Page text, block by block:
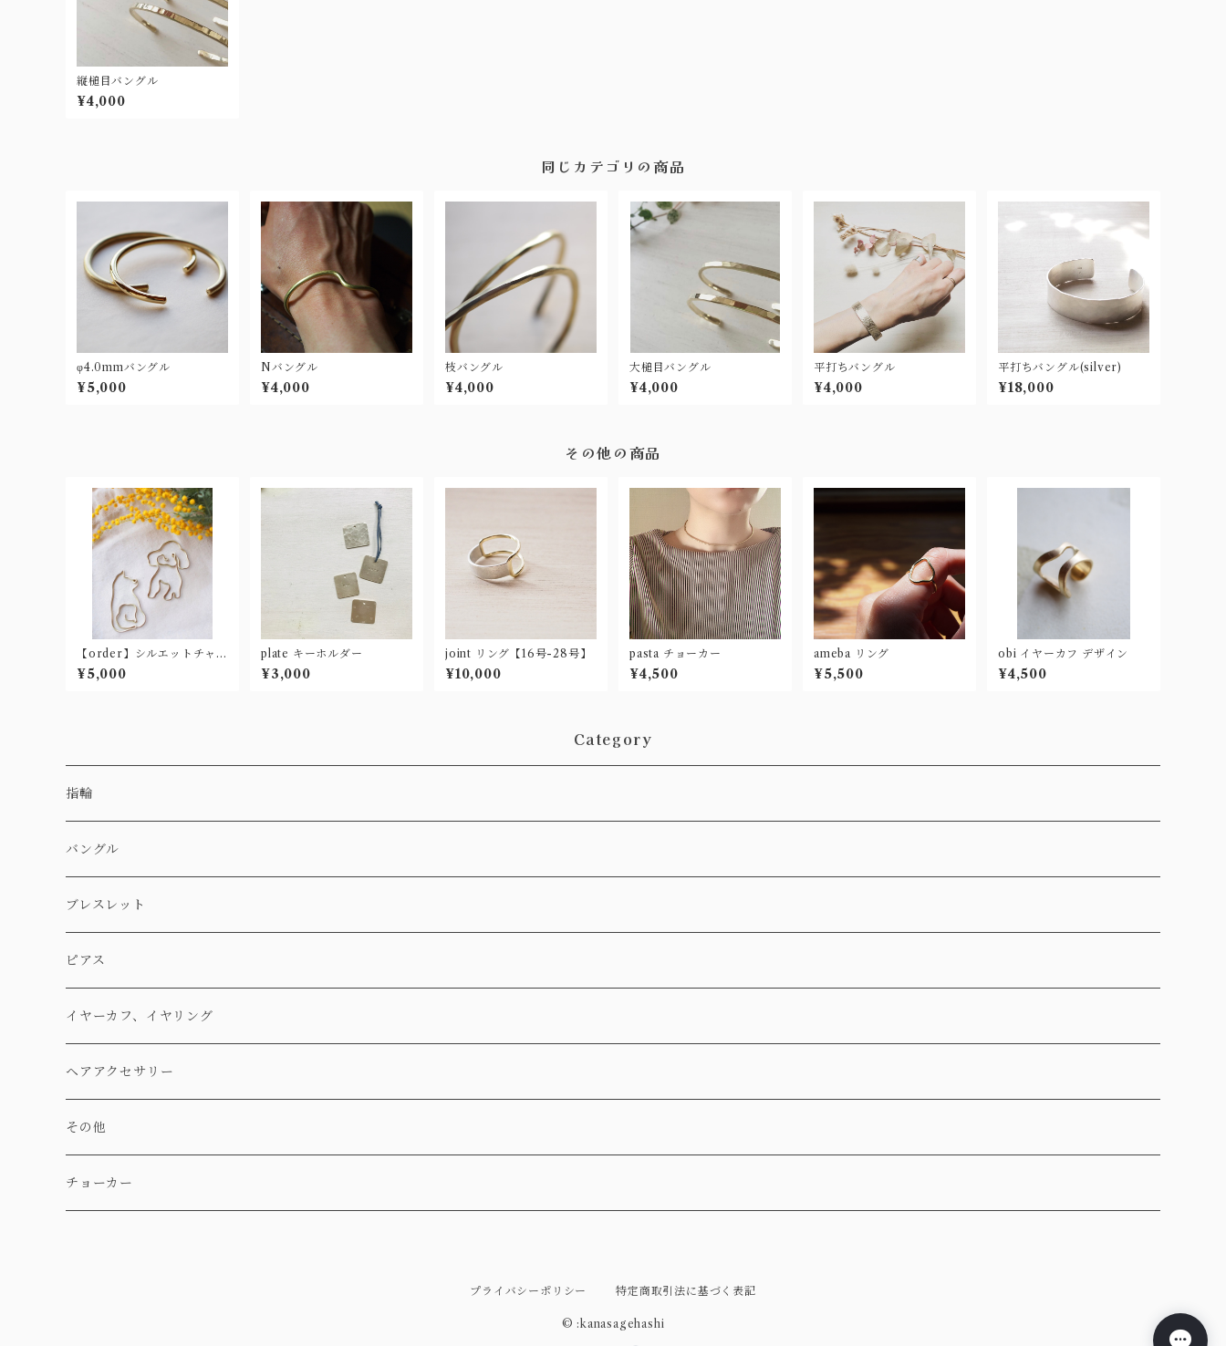
縦槌目バングル
¥4,000
同じカテゴリの商品
φ4.0mmバングル
¥5,000
Nバングル
¥4,000
枝バングル
¥4,000
大槌目バングル
¥4,000
平打ちバングル
¥4,000
平打ちバングル(silver)
¥18,000
その他の商品
【order】シルエットチャー
ム
¥5,000
plate キーホルダー
¥3,000
joint リング【16号-28号】
¥10,000
pasta チョーカー
¥4,500
ameba リング
¥5,500
obi イヤーカフ デザイン
¥4,500
Category
指輪
バングル
ブレスレット
ピアス
イヤーカフ、イヤリング
ヘアアクセサリー
その他
チョーカー
プライバシーポリシー 特定商取引法に基づく表記
© :kanasagehashi